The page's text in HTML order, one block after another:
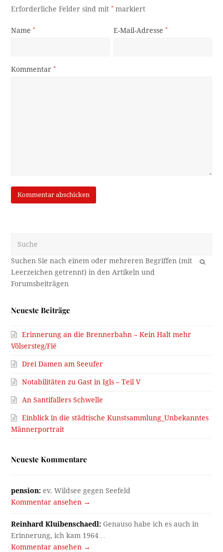
Erforderliche Felder sind mit* markiert
Name* E-Mail-Adresse*
Kommentar*
OK
Neueste Beiträge
Erinnerung an die Brennerbahn – Kein Halt mehr
Völsersteg/Fié
Drei Damen am Seeufer
Notabilitäten zu Gast in Igls – Teil V
An Santifallers Schwelle
Einblick in die städtische Kunstsammlung_Unbekanntes
Männerportrait
Neueste Kommentare
pension: ev. Wildsee gegen Seefeld
Kommentar ansehen →
Reinhard Kluibenschaedl: Genauso habe ich es auch in
Erinnerung, ich kam 1964…
Kommentar ansehen →